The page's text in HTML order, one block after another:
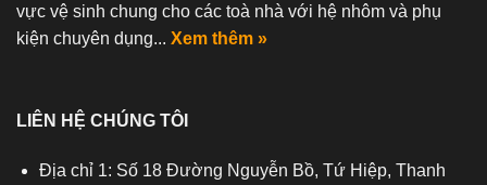
vực vệ sinh chung cho các toà nhà với hệ nhôm và phụ
kiện chuyên dụng... Xem thêm »
LIÊN HỆ CHÚNG TÔI
Địa chỉ 1: Số 18 Đường Nguyễn Bồ, Tứ Hiệp, Thanh